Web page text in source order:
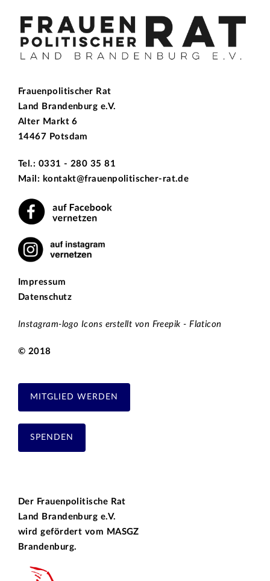
Frauenpolitischer Rat
Land Brandenburg e.V.
Alter Markt 6
14467 Potsdam
Tel.: 0331 - 280 35 81
Mail: kontakt@frauenpolitischer-rat.de
Impressum
Datenschutz
Instagram-logo Icons erstellt von Freepik - Flaticon
© 2018
MITGLIED WERDEN
SPENDEN
Der Frauenpolitische Rat
Land Brandenburg e.V.
wird gefördert vom MASGZ
Brandenburg.